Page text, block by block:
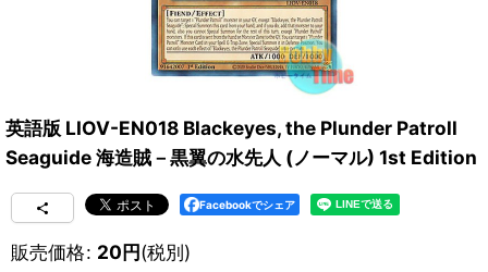
英語版 LIOV-EN018 Blackeyes, the Plunder Patroll
Seaguide 海造賊－黒翼の水先人 (ノーマル) 1st Edition
Facebookでシェア
販売価格: 20円(税別)